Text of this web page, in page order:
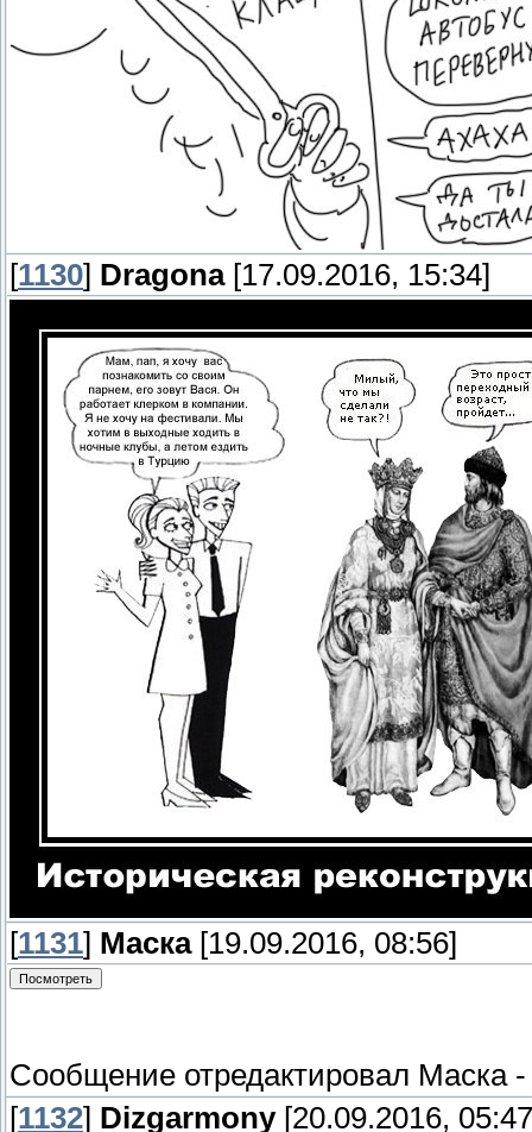
[1130] Dragona[17.09.2016, 15:34]
[1131] Маска[19.09.2016, 08:56]
Сообщение отредактировал Маска
[1132] Dizgarmony[20.09.2016,